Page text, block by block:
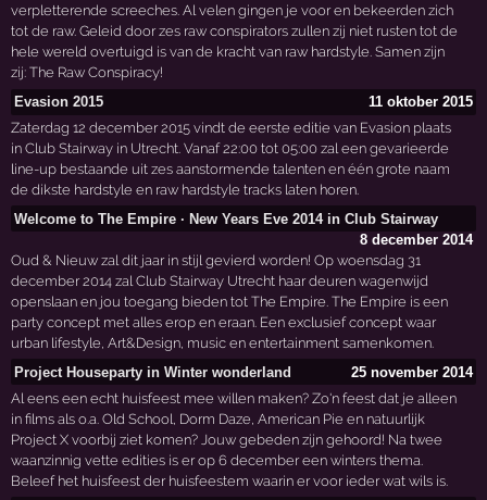
verpletterende screeches. Al velen gingen je voor en bekeerden zich
tot de raw. Geleid door zes raw conspirators zullen zij niet rusten tot de
hele wereld overtuigd is van de kracht van raw hardstyle. Samen zijn
zij: The Raw Conspiracy!
Evasion 2015
11 oktober 2015
Zaterdag 12 december 2015 vindt de eerste editie van Evasion plaats
in Club Stairway in Utrecht. Vanaf 22:00 tot 05:00 zal een gevarieerde
line-up bestaande uit zes aanstormende talenten en één grote naam
de dikste hardstyle en raw hardstyle tracks laten horen.
Welcome to The Empire · New Years Eve 2014 in Club Stairway
8 december 2014
Oud & Nieuw zal dit jaar in stijl gevierd worden! Op woensdag 31
december 2014 zal Club Stairway Utrecht haar deuren wagenwijd
openslaan en jou toegang bieden tot The Empire. The Empire is een
party concept met alles erop en eraan. Een exclusief concept waar
urban lifestyle, Art&Design, music en entertainment samenkomen.
Project Houseparty in Winter wonderland
25 november 2014
Al eens een echt huisfeest mee willen maken? Zo'n feest dat je alleen
in films als o.a. Old School, Dorm Daze, American Pie en natuurlijk
Project X voorbij ziet komen? Jouw gebeden zijn gehoord! Na twee
waanzinnig vette edities is er op 6 december een winters thema.
Beleef het huisfeest der huisfeestem waarin er voor ieder wat wils is.